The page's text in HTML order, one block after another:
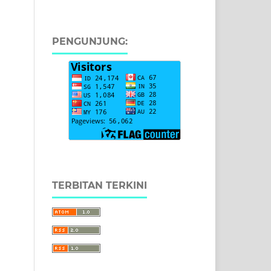
PENGUNJUNG:
TERBITAN TERKINI